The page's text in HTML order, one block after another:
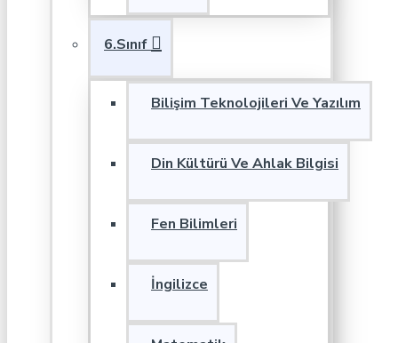
6.Sınıf
Bilişim Teknolojileri Ve Yazılım
Din Kültürü Ve Ahlak Bilgisi
Fen Bilimleri
İngilizce